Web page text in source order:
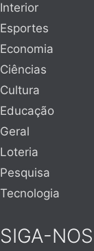
Interior
Esportes
Economia
Ciências
Cultura
Educação
Geral
Loteria
Pesquisa
Tecnologia
SIGA-NOS